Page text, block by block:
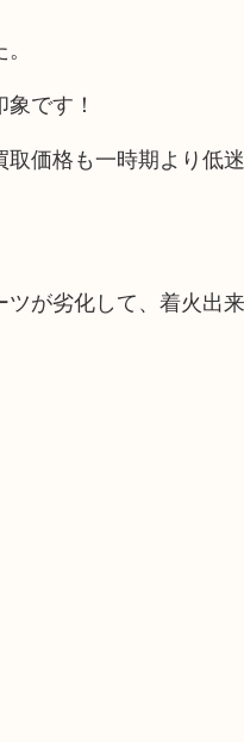
です！
価格も一時期より低
が劣化して、着火出